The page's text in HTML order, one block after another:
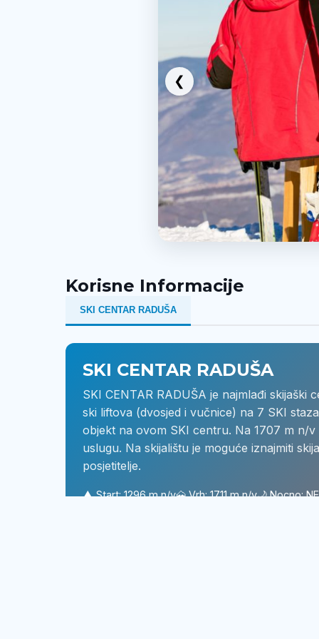
❮
Korisne Informacije
SKI CENTAR RADUŠA
SKI CENTAR RADUŠA
SKI CENTAR RADUŠA je najmlađi
ski liftova (dvosjed i vučnice) na 7 SKI
objekt na ovom SKI centru. Na 1707 m n/
uslugu. Na skijalištu je moguće iznajmiti
posjetitelje.
▲ Start: 1296 m n/v🗻 Vrh: 1711 m n/v🌙 Nocno: NE